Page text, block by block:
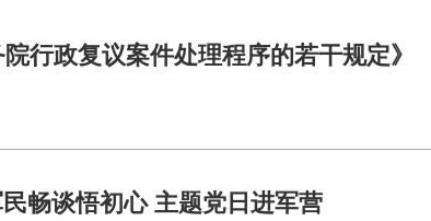
行政复议案件处理程序的若干规定》
畅谈悟初心 主题党日进军营